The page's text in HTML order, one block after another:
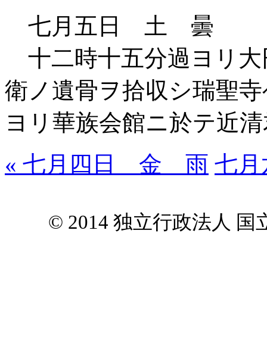
七月五日 土 曇
十二時十五分過ヨリ大
衛ノ遺骨ヲ拾収シ瑞聖
ヨリ華族会館ニ於テ近
« 七月四日 金 雨 七
© 2014 独立行政法人 国